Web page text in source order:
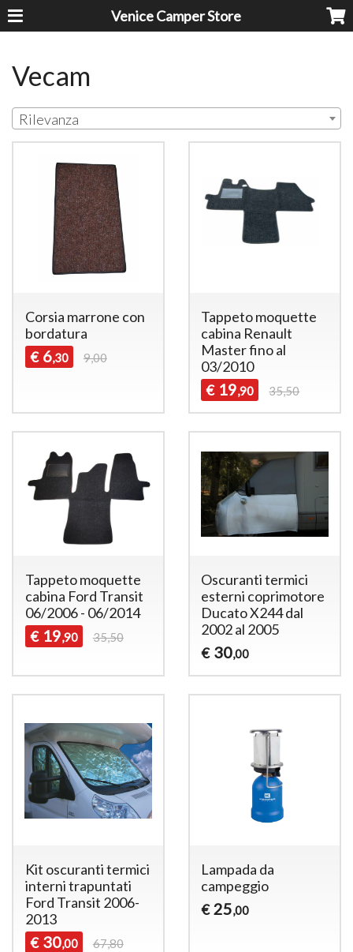
Venice Camper Store
Vecam
Rilevanza
Corsia marrone con
bordatura
€ 6,30 9,00
Tappeto moquette
cabina Renault
Master fino al
03/2010
€ 19,90 35,50
Tappeto moquette
cabina Ford Transit
06/2006 - 06/2014
€ 19,90 35,50
Oscuranti termici
esterni coprimotore
Ducato X244 dal
2002 al 2005
€ 30,00
Kit oscuranti termici
interni trapuntati
Ford Transit 2006-
2013
€ 30,00 67,80
Lampada da
campeggio
€ 25,00